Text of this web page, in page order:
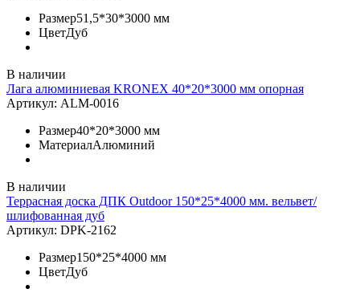
Размер51,5*30*3000 мм
ЦветДуб
В наличии
Лага алюминиевая KRONEX 40*20*3000 мм опорная
Артикул: ALM-0016
Размер40*20*3000 мм
МатериалАлюминий
В наличии
Террасная доска ДПК Outdoor 150*25*4000 мм. вельвет/
шлифованная дуб
Артикул: DPK-2162
Размер150*25*4000 мм
ЦветДуб